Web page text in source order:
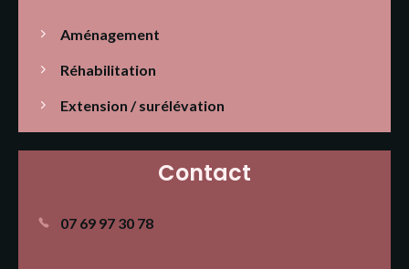
Aménagement
Réhabilitation
Extension / surélévation
Contact
07 69 97 30 78